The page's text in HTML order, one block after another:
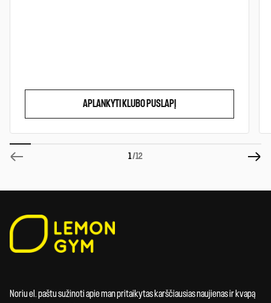
APLANKYTI KLUBO PUSLAPĮ
1/12
Noriu el. paštu sužinoti apie man pritaikytas karščiausias naujienas ir kvapą